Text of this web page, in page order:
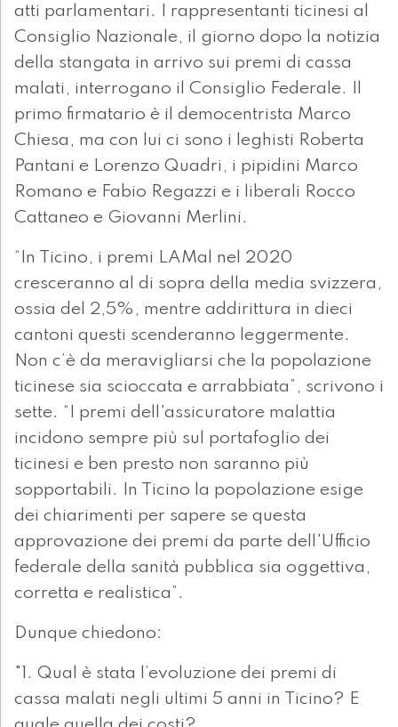
atti parlamentari. I rappresentanti ticinesi al
Consiglio Nazionale, il giorno dopo la notizia
della stangata in arrivo sui premi di cassa
malati, interrogano il Consiglio Federale. Il
primo firmatario è il democentrista Marco
Chiesa, ma con lui ci sono i leghisti Roberta
Pantani e Lorenzo Quadri, i pipidini Marco
Romano e Fabio Regazzi e i liberali Rocco
Cattaneo e Giovanni Merlini.
“In Ticino, i premi LAMal nel 2020
cresceranno al di sopra della media svizzera,
ossia del 2,5%, mentre addirittura in dieci
cantoni questi scenderanno leggermente.
Non c’è da meravigliarsi che la popolazione
ticinese sia scioccata e arrabbiata”, scrivono i
sette. “I premi dell'assicuratore malattia
incidono sempre più sul portafoglio dei
ticinesi e ben presto non saranno più
sopportabili. In Ticino la popolazione esige
dei chiarimenti per sapere se questa
approvazione dei premi da parte dell'Ufficio
federale della sanità pubblica sia oggettiva,
corretta e realistica”.
Dunque chiedono:
"1. Qual è stata l’evoluzione dei premi di
cassa malati negli ultimi 5 anni in Ticino? E